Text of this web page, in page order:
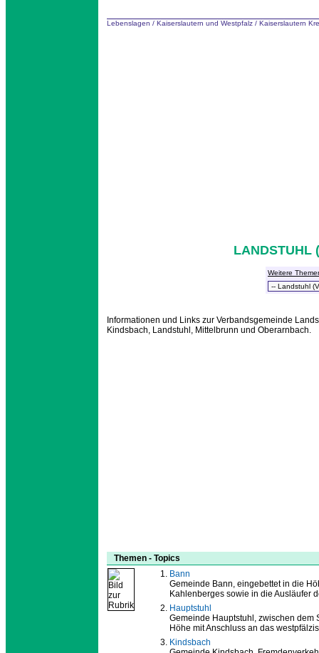
Lebenslagen / Kaiserslautern und Westpfalz / Kaiserslautern
LANDSTUHL
Weitere
Informationen und Links zur Verbandsgemeinde
Kindsbach, Landstuhl, Mittelbrunn und Oberarnbach.
Themen - Topics
Bann
Gemeinde Bann, eingebettet in die
Kahlenberges sowie in die Ausläufer
Hauptstuhl
Gemeinde Hauptstuhl, zwischen dem
Höhe mit Anschluss an das
Kindsbach